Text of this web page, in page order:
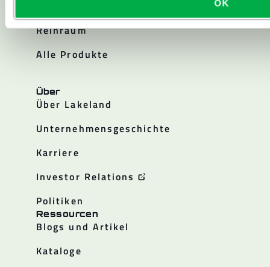
OK
Reinraum
Alle Produkte
Über
Über Lakeland
Unternehmensgeschichte
Karriere
Investor Relations
Politiken
Ressourcen
Blogs und Artikel
Kataloge